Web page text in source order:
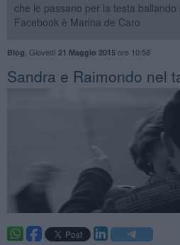
che le passano per la testa
Facebook è Marina de Caro
Blog Giovedì 21 Maggio 2015ore 10:58
Sandra e Raimondo nel